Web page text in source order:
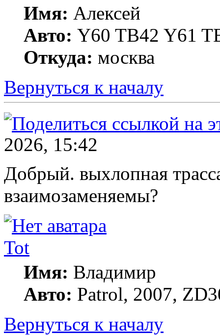
Имя: Алексей
Авто: Y60 TB42 Y61
Откуда: москва
Вернуться к началу
2026, 15:42
Добрый. выхлопная
взаимозаменяемы?
Tot
Имя: Владимир
Авто: Patrol, 2007,
Вернуться к началу